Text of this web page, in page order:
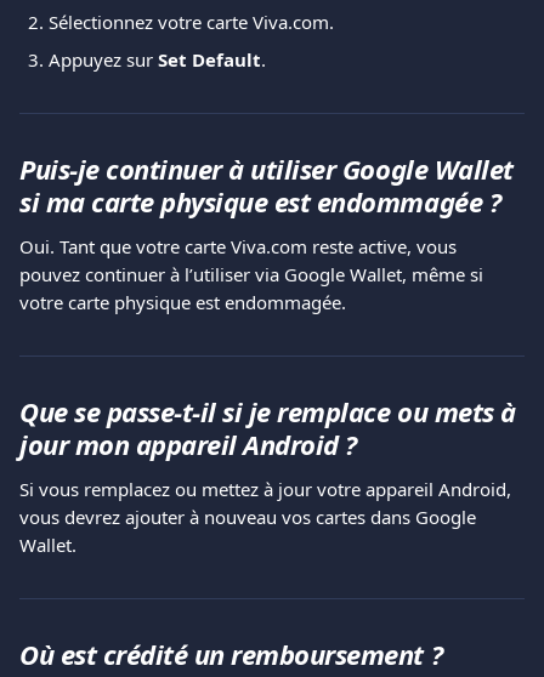
Sélectionnez votre carte Viva.com.
Appuyez sur Set Default.
Puis-je continuer à utiliser Google Wallet
si ma carte physique est endommagée ?
Oui. Tant que votre carte Viva.com reste active, vous
pouvez continuer à l’utiliser via Google Wallet, même si
votre carte physique est endommagée.
Que se passe-t-il si je remplace ou mets à
jour mon appareil Android ?
Si vous remplacez ou mettez à jour votre appareil Android,
vous devrez ajouter à nouveau vos cartes dans Google
Wallet.
Où est crédité un remboursement ?